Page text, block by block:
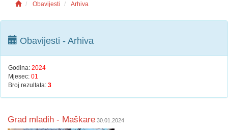
Obavijesti Arhiva
Obavijesti - Arhiva
Godina: 2024
Mjesec: 01
Broj rezultata: 3
Grad mladih - Maškare 30.01.2024